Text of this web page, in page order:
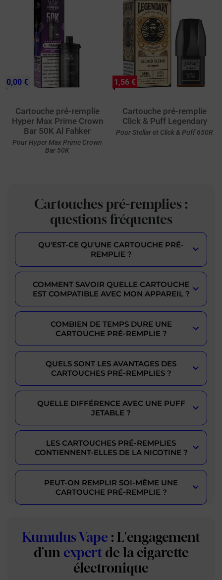
Cartouche pré-remplie
Hyper Max Prime Crown
Bar 50K Al Fahker
Pour Hyper Max Prime Crown
Bar 50K
0,00 €
Cartouche pré-remplie
Click & Puff Legendary
Pour Stellar et Click & Puff 650R
1,56 €
Cartouches pré-remplies :
questions fréquentes
QU'EST-CE QU'UNE CARTOUCHE PRÉ-
REMPLIE ?
COMMENT SAVOIR QUELLE CARTOUCHE
EST COMPATIBLE AVEC MON APPAREIL ?
COMBIEN DE TEMPS DURE UNE
CARTOUCHE PRÉ-REMPLIE ?
QUELS SONT LES AVANTAGES DES
CARTOUCHES PRÉ-REMPLIES ?
QUELLE DIFFÉRENCE AVEC UNE PUFF
JETABLE ?
LES CARTOUCHES PRÉ-REMPLIES
CONTIENNENT-ELLES DE LA NICOTINE ?
PEUT-ON REMPLIR SOI-MÊME UNE
CARTOUCHE PRÉ-REMPLIE ?
Kumulus Vape : L'engagement
d'un expert de la cigarette
électronique